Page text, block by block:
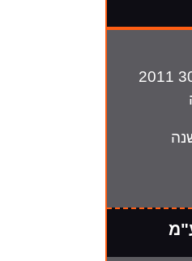
מחשב מנוע פיג'ו 308 2011